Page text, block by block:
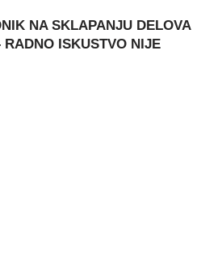
NA SKLAPANJU DELOVA
ISKUSTVO NIJE